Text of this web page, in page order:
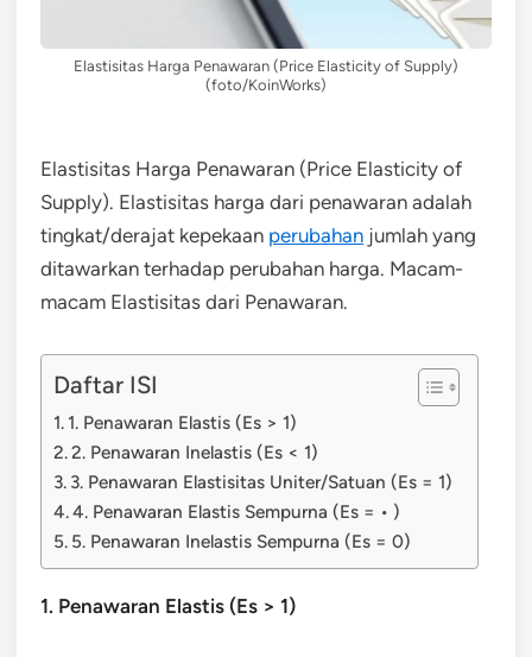
Elastisitas Harga Penawaran (Price Elasticity of Supply)
(foto/KoinWorks)
Elastisitas Harga Penawaran (Price Elasticity of
Supply). Elastisitas harga dari penawaran adalah
tingkat/derajat kepekaan perubahan jumlah yang
ditawarkan terhadap perubahan harga. Macam-
macam Elastisitas dari Penawaran.
Daftar ISI
1. Penawaran Elastis (Es > 1)
2. Penawaran Inelastis (Es < 1)
3. Penawaran Elastisitas Uniter/Satuan (Es = 1)
4. Penawaran Elastis Sempurna (Es = • )
5. Penawaran Inelastis Sempurna (Es = 0)
1. Penawaran Elastis (Es > 1)